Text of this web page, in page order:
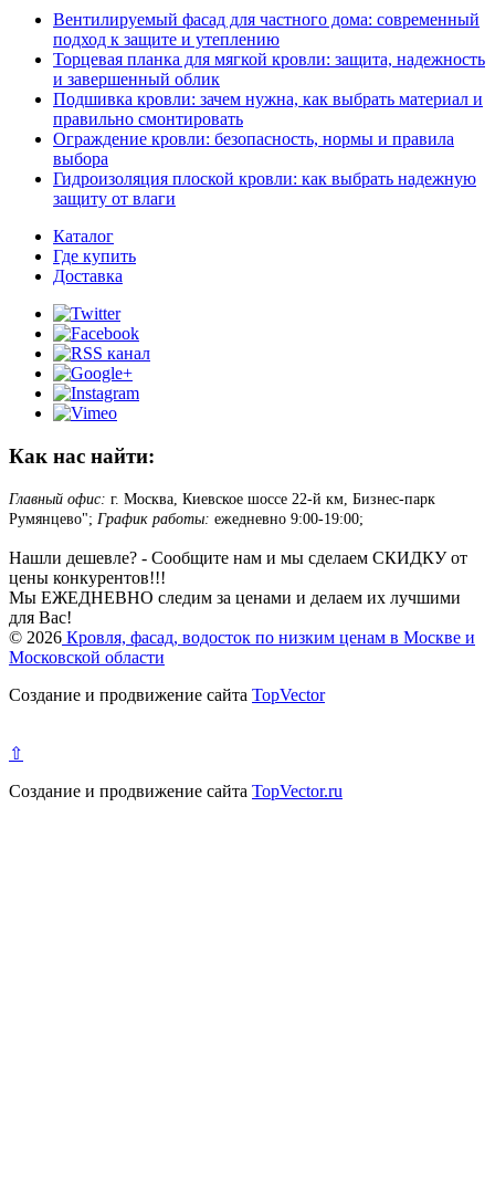
Вентилируемый фасад для частного дома: современный
подход к защите и утеплению
Торцевая планка для мягкой кровли: защита, надежность
и завершенный облик
Подшивка кровли: зачем нужна, как выбрать материал и
правильно смонтировать
Ограждение кровли: безопасность, нормы и правила
выбора
Гидроизоляция плоской кровли: как выбрать надежную
защиту от влаги
Каталог
Где купить
Доставка
Как нас найти:
Главный офис: г. Москва, Киевское шоссе 22-й км, Бизнес-парк
Румянцево"; График работы: ежедневно 9:00-19:00;
Нашли дешевле? - Сообщите нам и мы сделаем СКИДКУ от
цены конкурентов!!!
Мы ЕЖЕДНЕВНО следим за ценами и делаем их лучшими
для Вас!
© 2026 Кровля, фасад, водосток по низким ценам в Москве и
Московской области
Создание и продвижение сайта TopVector
⇧
Создание и продвижение сайта TopVector.ru